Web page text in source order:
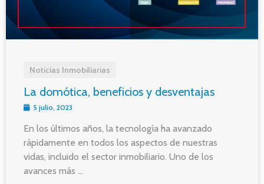
Noticias Inmobiliarias
La domótica, beneficios y desventajas
5 julio, 2023
En los últimos años, la tecnología ha avanzado
rápidamente en todos los aspectos de nuestras
vidas, incluido el sector inmobiliario. Uno de los
avances más ...